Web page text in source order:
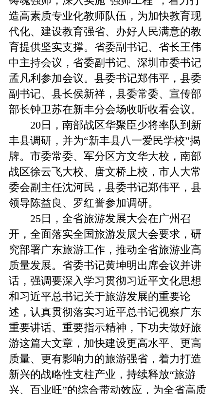
造高素质专业化教师队伍，为加快教育现
代化、建设教育强省、办好人民满意的教
育提供坚实支撑。省委副书记、省长王伟
中主持会议，省委副书记、深圳市委书记
孟凡利参加会议。县委书记郑伟平，县委
副书记、县长侯新祥，县委常委、宣传部
部长钟卫苏在新丰分会场收听收看会议。
20日，南部战区华聚臣少将率队到新
丰县调研，并为“新丰县八一爱民学校”揭
牌。市委常委、军分区方文华大校，南部
战区徐云飞大校、唐文桥上校，市人大常
委会副主任沈河民，县委书记郑伟平，县
领导陈益良、罗红誉参加调研。
25日，全省旅游发展大会在广州召
开，全面落实全国旅游发展大会要求，研
究部署广东旅游工作，推动全省旅游业高
质量发展。省委书记黄坤明出席会议并讲
话，强调要深入学习贯彻习近平文化思想
和习近平总书记关于旅游发展的重要论
述，认真贯彻落实习近平总书记视察广东
重要讲话、重要指示精神，下功夫做好旅
游这篇大文章，加快建设更高水平、更高
质量、更有影响力的旅游强省，着力打造
新兴的战略性支柱产业，持续释放“旅游
兴、百业旺”的综合带动效应，为全省高质